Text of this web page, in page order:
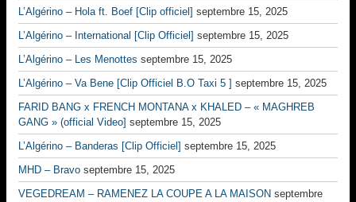
L’Algérino – Hola ft. Boef [Clip officiel] septembre 15, 2025
L’Algérino – International [Clip Officiel] septembre 15, 2025
L’Algérino – Les Menottes septembre 15, 2025
L’Algérino – Va Bene [Clip Officiel B.O Taxi 5 ] septembre 15, 2025
FARID BANG x FRENCH MONTANA x KHALED – « MAGHREB
GANG » (official Video] septembre 15, 2025
L’Algérino – Banderas [Clip Officiel] septembre 15, 2025
MHD – Bravo septembre 15, 2025
VEGEDREAM – RAMENEZ LA COUPE A LA MAISON septembre